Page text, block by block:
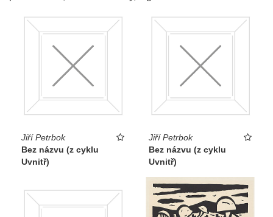
Jiří Petrbok
Bez názvu (z cyklu
Uvnitř)
Jiří Petrbok
Bez názvu (z cyklu
Uvnitř)